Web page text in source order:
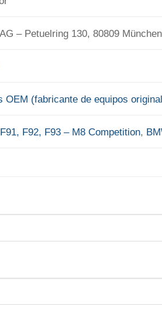
– Petuelring 130, 80809
OEM (fabricante de equipos
F92, F93 – M8 Competition,